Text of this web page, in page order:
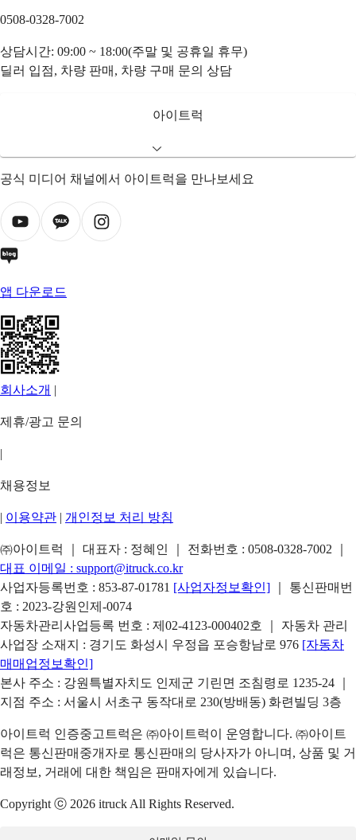
0508-0328-7002
상담시간: 09:00 ~ 18:00(주말 및 공휴일 휴무)
딜러 입점, 차량 판매, 차량 구매 문의 상담
아이트럭
공식 미디어 채널에서 아이트럭을 만나보세요
앱 다운로드
회사소개 |
제휴/광고 문의
|
채용정보
| 이용약관 | 개인정보 처리 방침
㈜아이트럭 ｜ 대표자 : 정혜인 ｜ 전화번호 : 0508-0328-7002
대표 이메일 : support@itruck.co.kr
사업자등록번호 : 853-87-01781 [사업자정보확인]
｜ 통신판매번
호 : 2023-강원인제-0074
자동차관리사업등록 번호 : 제02-4123-000402호 ｜ 자동차 관리
사업장 소재지 : 경기도 화성시 우정읍 포승항남로 976 [자동차
매매업정보확인]
본사 주소 : 강원특별자치도 인제군 기린면 조침령로 1235-24 ｜
지점 주소 : 서울시 서초구 동작대로 230(방배동) 화련빌딩 3층
아이트럭 인증중고트럭은 ㈜아이트럭이 운영합니다. ㈜아이트
럭은 통신판매중개자로 통신판매의 당사자가 아니며, 상품 및 거
래정보, 거래에 대한 책임은 판매자에게 있습니다.
Copyright ⓒ 2026 itruck All Rights Reserved.